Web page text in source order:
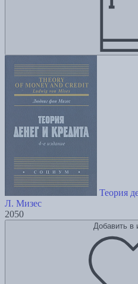
Теория
Л. Мизес
2050
Добавить в